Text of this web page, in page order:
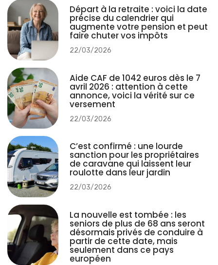
Départ à la retraite : voici la date
précise du calendrier qui
augmente votre pension et peut
faire chuter vos impôts
22/03/2026
Aide CAF de 1042 euros dès le 7
avril 2026 : attention à cette
annonce, voici la vérité sur ce
versement
22/03/2026
C’est confirmé : une lourde
sanction pour les propriétaires
de caravane qui laissent leur
roulotte dans leur jardin
22/03/2026
La nouvelle est tombée : les
seniors de plus de 68 ans seront
désormais privés de conduire à
partir de cette date, mais
seulement dans ce pays
européen